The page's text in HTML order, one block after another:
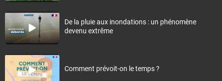
De la pluie aux inondations : un phénomène
devenu extrême
Comment prévoit-on le temps ?